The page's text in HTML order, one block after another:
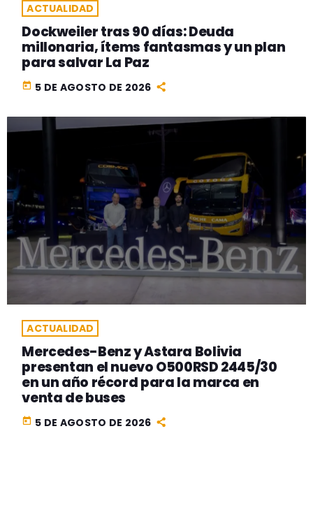
ACTUALIDAD
Dockweiler tras 90 días: Deuda
millonaria, ítems fantasmas y un plan
para salvar La Paz
today 5 DE AGOSTO DE 2026
ACTUALIDAD
Mercedes-Benz y Astara Bolivia
presentan el nuevo O500RSD 2445/30
en un año récord para la marca en
venta de buses
today 5 DE AGOSTO DE 2026